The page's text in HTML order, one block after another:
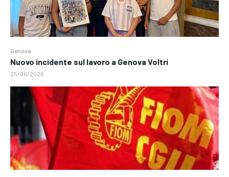
Genova
Nuovo incidente sul lavoro a Genova Voltri
25/06/2026